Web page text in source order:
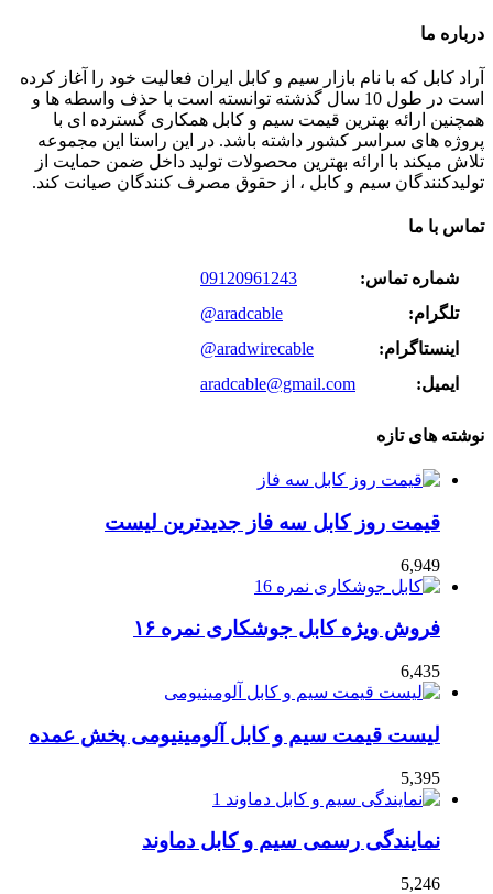
درباره ما
آراد کابل که با نام بازار سیم و کابل ایران فعالیت خود را آغاز کرده
است در طول 10 سال گذشته توانسته است با حذف واسطه ها و
همچنین ارائه بهترین قیمت سیم و کابل همکاری گسترده ای با
پروژه های سراسر کشور داشته باشد. در این راستا این مجموعه
تلاش میکند با ارائه بهترین محصولات تولید داخل ضمن حمایت از
تولیدکنندگان سیم و کابل ، از حقوق مصرف کنندگان صیانت کند.
تماس با ما
شماره تماس:
09120961243
تلگرام:
@aradcable
اینستاگرام:
@aradwirecable
ایمیل:
aradcable@gmail.com
نوشته های تازه
قیمت روز کابل سه فاز جدیدترین لیست
6,949
فروش ویژه کابل جوشکاری نمره ۱۶
6,435
لیست قیمت سیم و کابل آلومینیومی پخش عمده
5,395
نمایندگی رسمی سیم و کابل دماوند
5,246